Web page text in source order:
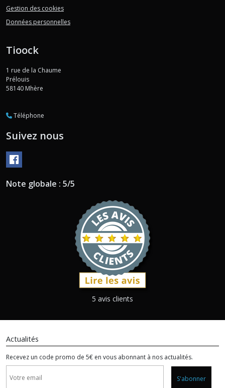
Gestion des cookies
Données personnelles
Tioock
1 rue de la Chaume
Prélouis
58140 Mhère
Téléphone
Suivez nous
Note globale : 5/5
5 avis clients
Actualités
Recevez un code promo de 5€ en vous abonnant à nos actualités.
S'abonner